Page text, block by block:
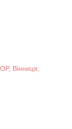
Вінниця,